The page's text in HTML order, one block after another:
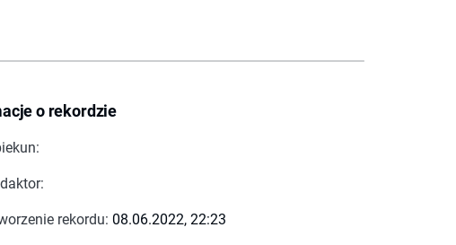
o rekordzie
rekordu: 08.06.2022, 22:23